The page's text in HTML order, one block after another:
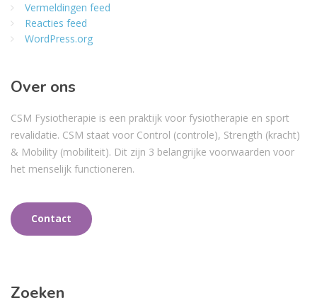
Vermeldingen feed
Reacties feed
WordPress.org
Over ons
CSM Fysiotherapie is een praktijk voor fysiotherapie en sport
revalidatie. CSM staat voor Control (controle), Strength (kracht)
& Mobility (mobiliteit). Dit zijn 3 belangrijke voorwaarden voor
het menselijk functioneren.
Contact
Zoeken